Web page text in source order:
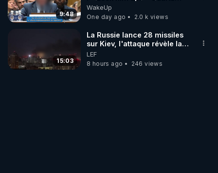
9:48
Traduction
WakeUp
One day ago
2.0 k views
15:03
La Russie lance 28 missiles
sur Kiev, l'attaque révèle la
faiblesse de Kiev
LEF
8 hours ago
246 views